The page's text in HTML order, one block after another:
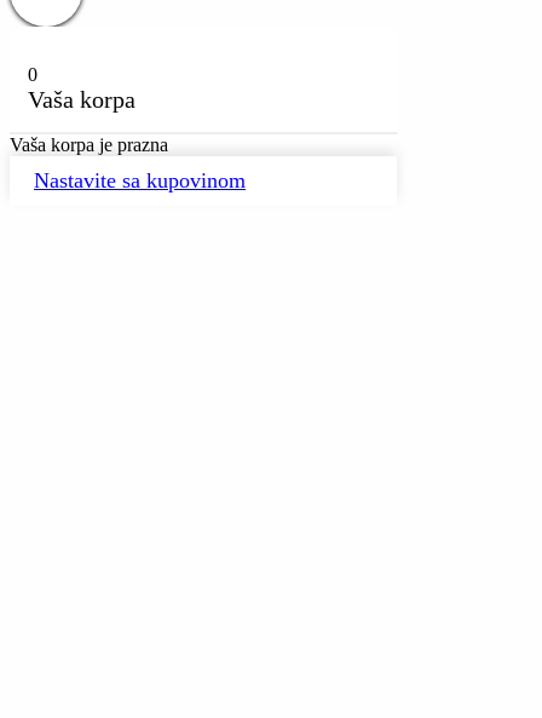
0
Vaša korpa
Vaša korpa je prazna
Nastavite sa kupovinom